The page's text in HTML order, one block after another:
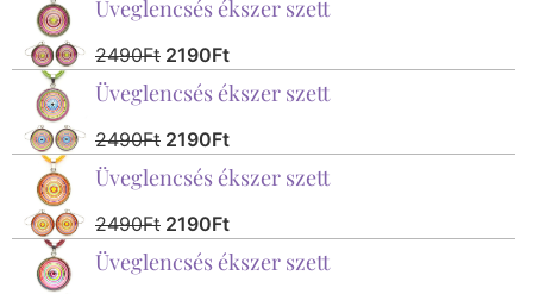
Üveglencsés ékszer szett
2490Ft 2190Ft
Üveglencsés ékszer szett
2490Ft 2190Ft
Üveglencsés ékszer szett
2490Ft 2190Ft
Üveglencsés ékszer szett